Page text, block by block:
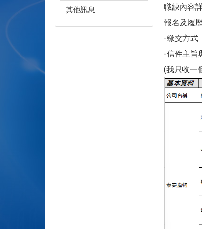
其他訊息
職缺內容
報名及履
-繳交方式
-信件主旨
(我只收一